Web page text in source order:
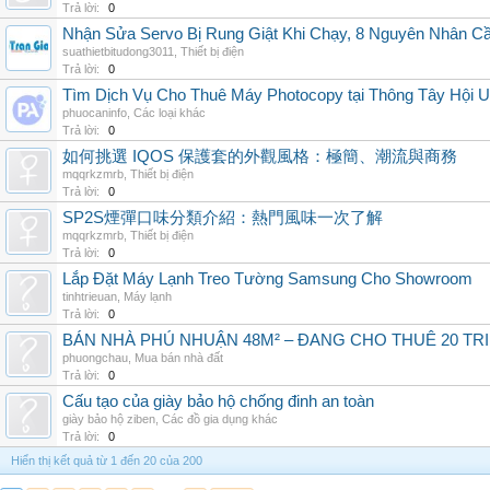
Trả lời:
0
Nhận Sửa Servo Bị Rung Giật Khi Chạy, 8 Nguyên Nhân
suathietbitudong3011
Thiết bị điện
Trả lời:
0
Tìm Dịch Vụ Cho Thuê Máy Photocopy tại Thông Tây Hội
phuocaninfo Các loại khác
Trả lời:
0
如何挑選 IQOS 保護套的外觀風格：極簡、潮流與商務
mqqrkzmrb Thiết bị điện
Trả lời:
0
SP2S煙彈口味分類介紹：熱門風味一次了解
mqqrkzmrb Thiết bị điện
Trả lời:
0
Lắp Đặt Máy Lạnh Treo Tường Samsung Cho Showroom
tinhtrieuan Máy lạnh
Trả lời:
0
BÁN NHÀ PHÚ NHUẬN 48M² – ĐANG CHO THUÊ 20
phuongchau Mua bán nhà đất
Trả lời:
0
Cấu tạo của giày bảo hộ chống đinh an toàn
giày bảo hộ ziben Các đồ gia dụng khác
Trả lời:
0
Hiển thị kết quả từ 1 đến 20 của 200